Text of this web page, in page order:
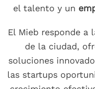
el talento y un
El Mieb responde a
de la ciudad,
soluciones
las startups